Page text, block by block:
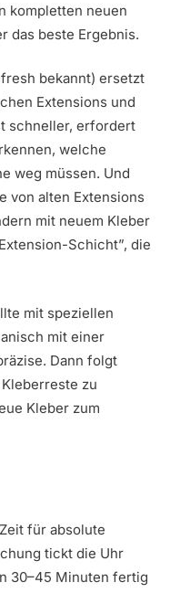
kompletten neuen
das beste Ergebnis.
bekannt) ersetzt
Extensions und
schneller, erfordert
welche
weg müssen. Und
von alten Extensions
mit neuem Kleber
Schicht”, die
mit speziellen
mit einer
Dann folgt
zu
Kleber zum
für absolute
tickt die Uhr
30–45 Minuten fertig